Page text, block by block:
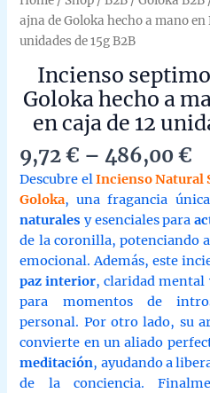
ajna de Goloka hecho a mano en
unidades de 15g B2B
Incienso
Goloka hecho a
en caja de 12
9,72€ – 486,00€
Descubre elIncienso Natural
Goloka, una fragancia
naturales y esenciales para
de la coronilla, potenciando
emocional. Además, este
paz interior, claridad mental
para momentos de
personal. Por otro lado, su
convierte en un aliado
meditación, ayudando a
de la conciencia.